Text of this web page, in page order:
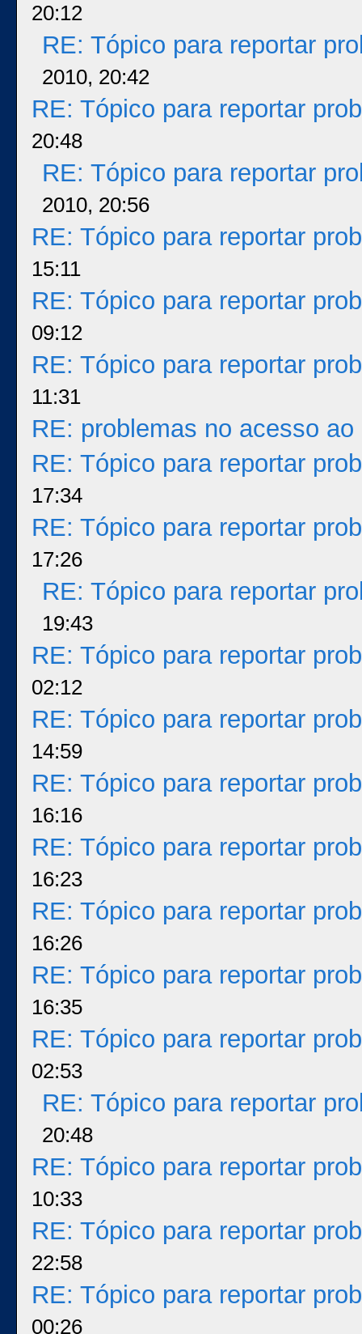
20:12
RE: Tópico para reportar
2010, 20:42
RE: Tópico para reportar
20:48
RE: Tópico para reportar
2010, 20:56
RE: Tópico para reportar
15:11
RE: Tópico para reportar
09:12
RE: Tópico para reportar
11:31
RE: problemas no acesso
RE: Tópico para reportar
17:34
RE: Tópico para reportar
17:26
RE: Tópico para reportar
19:43
RE: Tópico para reportar
02:12
RE: Tópico para reportar
14:59
RE: Tópico para reportar
16:16
RE: Tópico para reportar
16:23
RE: Tópico para reportar
16:26
RE: Tópico para reportar
16:35
RE: Tópico para reportar
02:53
RE: Tópico para reportar
20:48
RE: Tópico para reportar
10:33
RE: Tópico para reportar
22:58
RE: Tópico para reportar
00:26